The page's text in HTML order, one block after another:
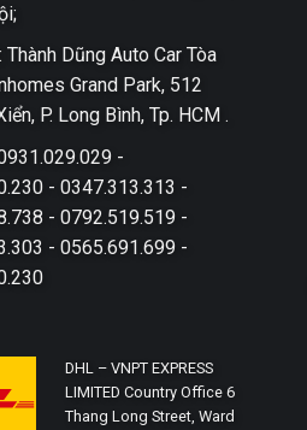
Thành Dũng Auto Car Tòa
Grand Park, 512
P. Long Bình, Tp. HCM .
-
- 0347.313.313 -
- 0792.519.519 -
- 0565.691.699 -
DHL – VNPT EXPRESS
LIMITED Country Office 6
Thang Long Street, Ward